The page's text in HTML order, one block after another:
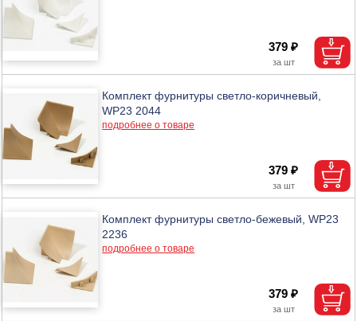
379 ₽
Комплект фурнитуры светло-коричневый,
WP23 2044
подробнее о товаре
379 ₽
Комплект фурнитуры светло-бежевый, WP23
2236
подробнее о товаре
379 ₽